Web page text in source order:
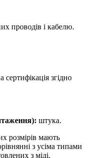
проводів і кабелю.
сертифікація згідно
штука.
розмірів мають
з усіма типами
з міді.